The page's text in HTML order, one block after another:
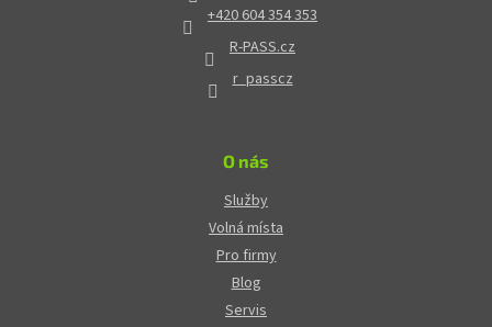
+420 604 354 353
R-PASS.cz
r_passcz
O nás
Služby
Volná místa
Pro firmy
Blog
Servis